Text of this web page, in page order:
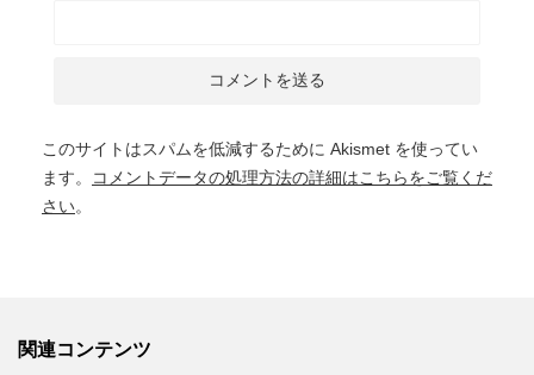
このサイトはスパムを低減するために Akismet を使ってい
ます。
コメントデータの処理方法の詳細はこちらをご覧くだ
さい。
関連コンテンツ